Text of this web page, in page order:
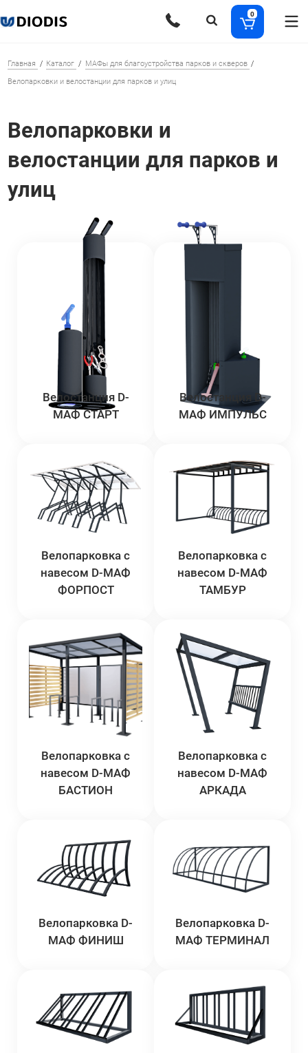
0
Главная Каталог
МАФы для благоустройства парков и скверов
Велопарковки и велостанции для парков и улиц
Велопарковки и
велостанции для парков и
улиц
Велостанция D-
МАФ СТАРТ
Велостанция D-
МАФ ИМПУЛЬС
Велопарковка с
навесом D-МАФ
ФОРПОСТ
Велопарковка с
навесом D-МАФ
ТАМБУР
Велопарковка с
навесом D-МАФ
БАСТИОН
Велопарковка с
навесом D-МАФ
АРКАДА
Велопарковка D-
МАФ ФИНИШ
Велопарковка D-
МАФ ТЕРМИНАЛ